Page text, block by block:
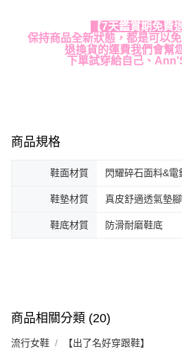
【7天鑑賞期免費
保持商品全新狀態，都是可以
退換貨的運費我們會幫
下單試穿給自己、
商品規格
鞋面材質 閃耀碎石面料&電
鞋墊材質 真皮舒適透氣墊腳
鞋底材質 防滑耐磨鞋底
商品相關分類 (20)
流行女鞋 【出了名好穿跟鞋】